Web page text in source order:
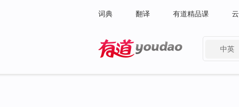
词典 翻译 有道精品课
中英